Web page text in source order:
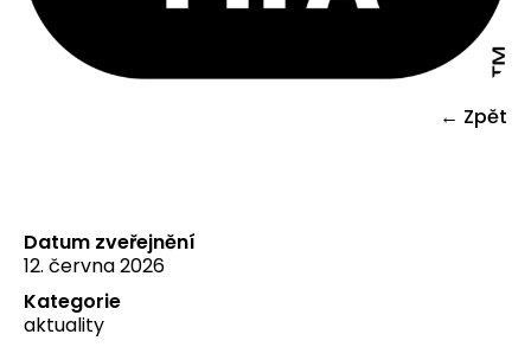
← Zpět
Datum zveřejnění
12. června 2026
Kategorie
aktuality